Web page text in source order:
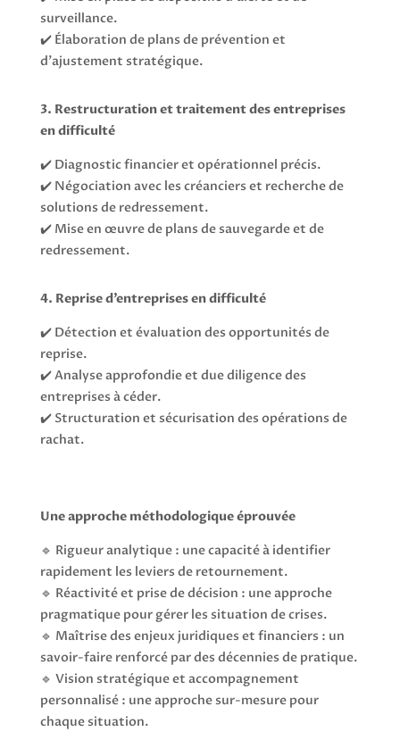
surveillance.
✔️ Élaboration de plans de prévention et
d’ajustement stratégique.
3. Restructuration et traitement des entreprises
en difficulté
✔️ Diagnostic financier et opérationnel précis.
✔️ Négociation avec les créanciers et recherche de
solutions de redressement.
✔️ Mise en œuvre de plans de sauvegarde et de
redressement.
4. Reprise d’entreprises en difficulté
✔️ Détection et évaluation des opportunités de
reprise.
✔️ Analyse approfondie et due diligence des
entreprises à céder.
✔️ Structuration et sécurisation des opérations de
rachat.
Une approche méthodologique éprouvée
🔹 Rigueur analytique : une capacité à identifier
rapidement les leviers de retournement.
🔹 Réactivité et prise de décision : une approche
pragmatique pour gérer les situation de crises.
🔹 Maîtrise des enjeux juridiques et financiers : un
savoir-faire renforcé par des décennies de pratique.
🔹 Vision stratégique et accompagnement
personnalisé : une approche sur-mesure pour
chaque situation.